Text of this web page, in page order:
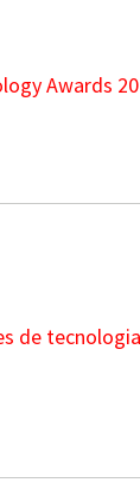
Awards
de